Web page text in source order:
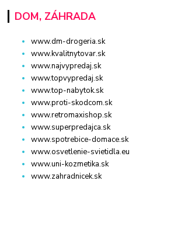
DOM, ZÁHRADA
www.dm-drogeria.sk
www.kvalitnytovar.sk
www.najvypredaj.sk
www.topvypredaj.sk
www.top-nabytok.sk
www.proti-skodcom.sk
www.retromaxishop.sk
www.superpredajca.sk
www.spotrebice-domace.sk
www.osvetlenie-svietidla.eu
www.uni-kozmetika.sk
www.zahradnicek.sk